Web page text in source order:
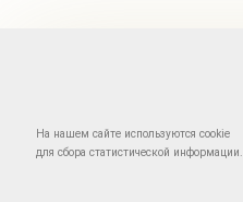
На нашем сайте используются cookie
для сбора статистической информации.